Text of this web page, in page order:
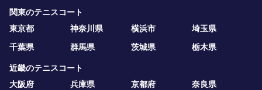
関東のテニスコート
東京都
神奈川県 横浜市
埼玉県
千葉県
群馬県 茨城県 栃木県
近畿のテニスコート
大阪府
兵庫県 京都府
奈良県